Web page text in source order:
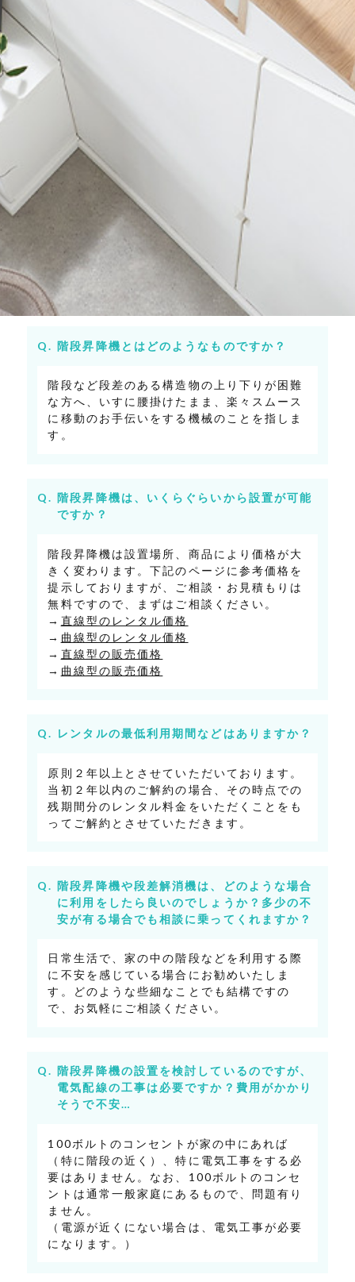
階段昇降機とはどのようなものですか？
階段など段差のある構造物の上り下りが困難
な方へ、いすに腰掛けたまま、楽々スムース
に移動のお手伝いをする機械のことを指しま
す。
階段昇降機は、いくらぐらいから設置が可能
ですか？
階段昇降機は設置場所、商品により価格が大
きく変わります。下記のページに参考価格を
提示しておりますが、ご相談・お見積もりは
無料ですので、まずはご相談ください。
→ 直線型のレンタル価格
→ 曲線型のレンタル価格
→ 直線型の販売価格
→ 曲線型の販売価格
レンタルの最低利用期間などはありますか？
原則２年以上とさせていただいております。
当初２年以内のご解約の場合、その時点での
残期間分のレンタル料金をいただくことをも
ってご解約とさせていただきます。
階段昇降機や段差解消機は、どのような場合
に利用をしたら良いのでしょうか？多少の不
安が有る場合でも相談に乗ってくれますか？
日常生活で、家の中の階段などを利用する際
に不安を感じている場合にお勧めいたしま
す。どのような些細なことでも結構ですの
で、お気軽にご相談ください。
階段昇降機の設置を検討しているのですが、
電気配線の工事は必要ですか？費用がかかり
そうで不安…
100ボルトのコンセントが家の中にあれば
（特に階段の近く）、特に電気工事をする必
要はありません。なお、100ボルトのコンセ
ントは通常一般家庭にあるもので、問題有り
ません。
（電源が近くにない場合は、電気工事が必要
になります。）